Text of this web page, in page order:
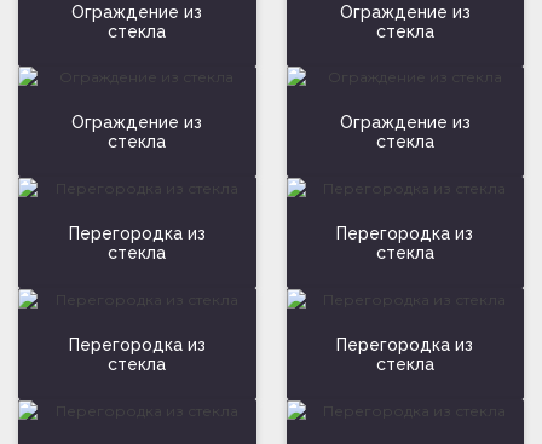
Ограждение из
стекла
Ограждение из
стекла
Ограждение из
стекла
Ограждение из
стекла
Перегородка из
стекла
Перегородка из
стекла
Перегородка из
стекла
Перегородка из
стекла